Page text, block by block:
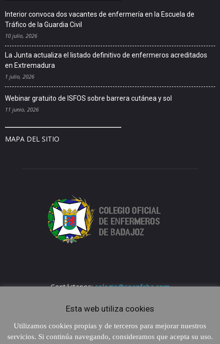
Interior convoca dos vacantes de enfermería en la Escuela de
Tráfico de la Guardia Civil
10 julio, 2026
La Junta actualiza el listado definitivo de enfermeros acreditados
en Extremadura
1 julio, 2026
Webinar gratuito de ISFOS sobre barrera cutánea y sol
11 junio, 2026
MAPA DEL SITIO
Contáctenos:colegio@coenfeba.com
Esta web utiliza cookies
Utilizamos cookies propias y de terceros para mejorar nuestros
servicios. Si continúa navegando, consideramos que acepta su uso.